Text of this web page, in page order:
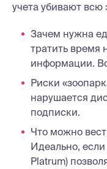
учета убивают всю
Зачем нужна
тратить время
информации.
Риски
нарушается
подписки.
Что можно
Идеально,
Platrum)